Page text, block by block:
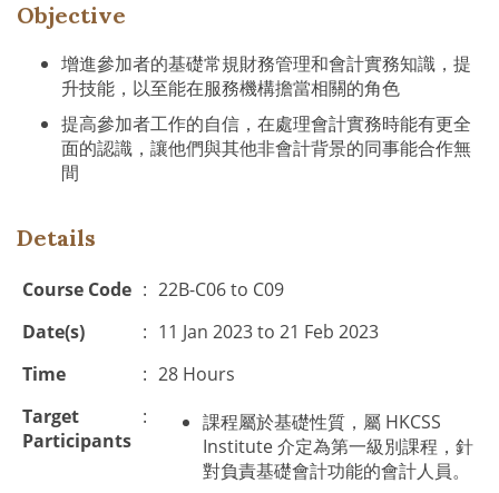
Objective
增進參加者的基礎常規財務管理和會計實務知識，提
升技能，以至能在服務機構擔當相關的角色
提高參加者工作的自信，在處理會計實務時能有更全
面的認識，讓他們與其他非會計背景的同事能合作無
間
Details
Course Code : 22B-C06 to C09
Date(s)
: 11 Jan 2023 to 21 Feb 2023
Time
: 28 Hours
Target
Participants
:
課程屬於基礎性質，屬 HKCSS
Institute 介定為第一級別課程，針
對負責基礎會計功能的會計人員。